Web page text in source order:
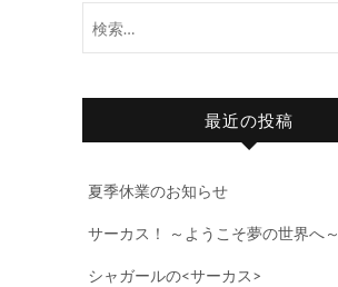
最近の投稿
夏季休業のお知らせ
サーカス！ ～ようこそ夢の世界へ～
シャガールの<サーカス>